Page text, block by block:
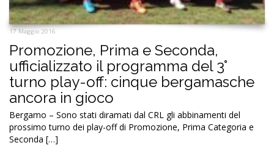
17 Maggio 2016
Promozione, Prima e Seconda,
ufficializzato il programma del 3°
turno play-off: cinque bergamasche
ancora in gioco
Bergamo – Sono stati diramati dal CRL gli abbinamenti del
prossimo turno dei play-off di Promozione, Prima Categoria e
Seconda […]